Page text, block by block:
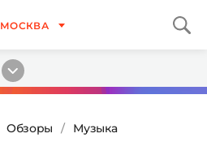
МОСКВА
Обзоры Музыка